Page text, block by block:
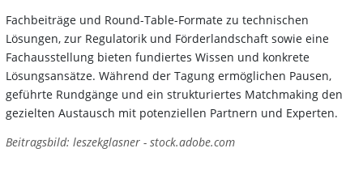
Fachbeiträge und Round-Table-Formate zu technischen
Lösungen, zur Regulatorik und Förderlandschaft sowie eine
Fachausstellung bieten fundiertes Wissen und konkrete
Lösungsansätze. Während der Tagung ermöglichen Pausen,
geführte Rundgänge und ein strukturiertes Matchmaking den
gezielten Austausch mit potenziellen Partnern und Experten.
Beitragsbild: leszekglasner - stock.adobe.com